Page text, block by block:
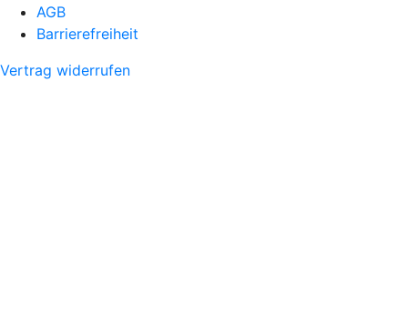
AGB
Barrierefreiheit
Vertrag widerrufen